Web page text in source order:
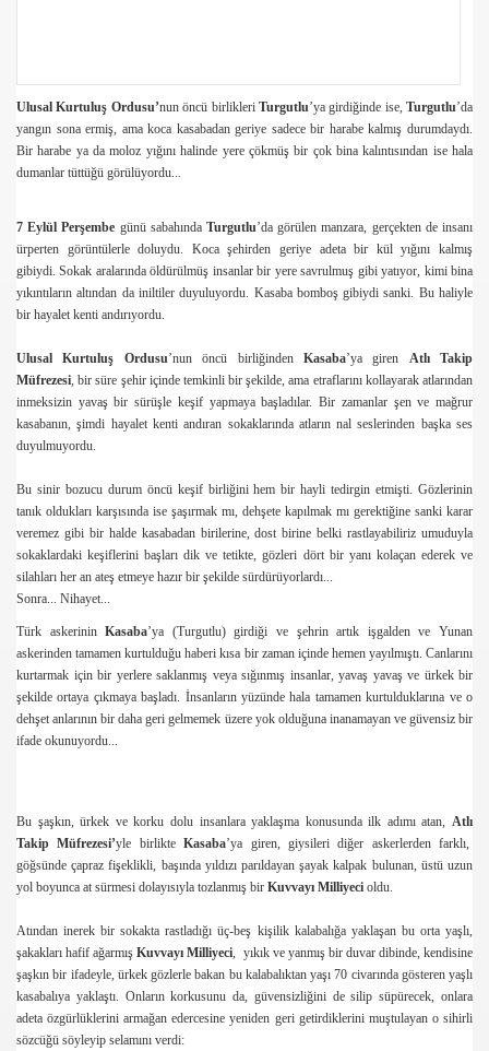
Ulusal Kurtuluş Ordusu’nun öncü birlikleri Turgutlu’ya girdiğinde ise, Turgutlu’da
yangın sona ermiş, ama koca kasabadan geriye sadece bir harabe kalmış durumdaydı.
Bir harabe ya da moloz yığını halinde yere çökmüş bir çok bina kalıntısından ise hala
dumanlar tüttüğü görülüyordu...
7 Eylül Perşembe günü sabahındaTurgutlu’da görülen manzara, gerçekten de insanı
ürperten görüntülerle doluydu. Koca şehirden geriye adeta bir kül yığını kalmış
gibiydi. Sokak aralarında öldürülmüş insanlar bir yere savrulmuş gibi yatıyor, kimi bina
yıkıntıların altından da iniltiler duyuluyordu. Kasaba bomboş gibiydi sanki. Bu haliyle
bir hayalet kenti andırıyordu.
Ulusal Kurtuluş Ordusu’nun öncü birliğinden Kasaba’ya giren Atlı Takip
Müfrezesi, bir süre şehir içinde temkinli bir şekilde, ama etraflarını kollayarak atlarından
inmeksizin yavaş bir sürüşle keşif yapmaya başladılar. Bir zamanlar şen ve mağrur
kasabanın, şimdi hayalet kenti andıran sokaklarında atların nal seslerinden başka ses
duyulmuyordu.
Bu sinir bozucu durum öncü keşif birliğini hem bir hayli tedirgin etmişti. Gözlerinin
tanık oldukları karşısında ise şaşırmak mı, dehşete kapılmak mı gerektiğine sanki karar
veremez gibi bir halde kasabadan birilerine, dost birine belki rastlayabiliriz umuduyla
sokaklardaki keşiflerini başları dik ve tetikte, gözleri dört bir yanı kolaçan ederek ve
silahları her an ateş etmeye hazır bir şekilde sürdürüyorlardı...
Sonra... Nihayet...
Türk askerininKasaba’ya (Turgutlu) girdiği ve şehrin artık işgalden ve Yunan
askerinden tamamen kurtulduğu haberi kısa bir zaman içinde hemen yayılmıştı. Canlarını
kurtarmak için bir yerlere saklanmış veya sığınmış insanlar, yavaş yavaş ve ürkek bir
şekilde ortaya çıkmaya başladı. İnsanların yüzünde hala tamamen kurtulduklarına ve o
dehşet anlarının bir daha geri gelmemek üzere yok olduğuna inanamayan ve güvensiz bir
ifade okunuyordu...
Bu şaşkın, ürkek ve korku dolu insanlara yaklaşma konusunda ilk adımı atan, Atlı
Takip Müfrezesi’yle birlikteKasaba’ya giren, giysileri diğer askerlerden farklı,
göğsünde çapraz fişeklikli, başında yıldızı parıldayan şayak kalpak bulunan, üstü uzun
yol boyunca at sürmesi dolayısıyla tozlanmış bir Kuvvayı Milliyeci oldu.
Atından inerek bir sokakta rastladığı üç-beş kişilik kalabalığa yaklaşan bu orta yaşlı,
şakakları hafif ağarmışKuvvayı Milliyeci, yıkık ve yanmış bir duvar dibinde, kendisine
şaşkın bir ifadeyle, ürkek gözlerle bakan bu kalabalıktan yaşı 70 civarında gösteren yaşlı
kasabalıya yaklaştı. Onların korkusunu da, güvensizliğini de silip süpürecek, onlara
adeta özgürlüklerini armağan edercesine yeniden geri getirdiklerini muştulayan o sihirli
sözcüğü söyleyip selamını verdi: